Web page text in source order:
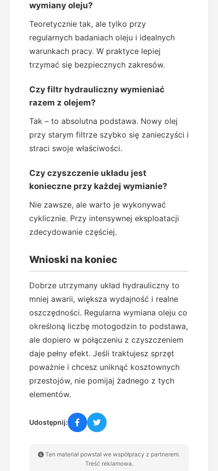
wymiany oleju?
Teoretycznie tak, ale tylko przy
regularnych badaniach oleju i idealnych
warunkach pracy. W praktyce lepiej
trzymać się bezpiecznych zakresów.
Czy filtr hydrauliczny wymieniać
razem z olejem?
Tak – to absolutna podstawa. Nowy olej
przy starym filtrze szybko się zanieczyści i
straci swoje właściwości.
Czy czyszczenie układu jest
konieczne przy każdej wymianie?
Nie zawsze, ale warto je wykonywać
cyklicznie. Przy intensywnej eksploatacji
zdecydowanie częściej.
Wnioski na koniec
Dobrze utrzymany układ hydrauliczny to
mniej awarii, większa wydajność i realne
oszczędności. Regularna wymiana oleju co
określoną liczbę motogodzin to podstawa,
ale dopiero w połączeniu z czyszczeniem
daje pełny efekt. Jeśli traktujesz sprzęt
poważnie i chcesz uniknąć kosztownych
przestojów, nie pomijaj żadnego z tych
elementów.
Udostępnij:
Ten materiał powstał we współpracy z partnerem.
Treść reklamowa.